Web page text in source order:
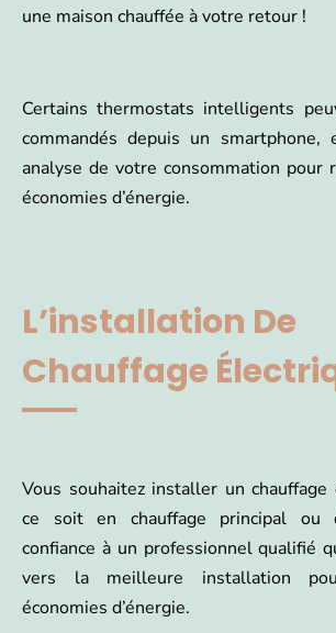
une maison chauffée à votre retour !
Certains thermostats intelligents
commandés depuis un
analyse de votre consommation pour
économies d’énergie.
L’installation De
Chauffage
Vous souhaitez installer un chauffage
ce soit en chauffage principal ou
confiance à un professionnel qualifié
vers la meilleure installation
économies d’énergie.